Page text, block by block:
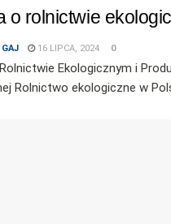
o rolnictwie
16 LIPCA, 2024 0
Ekologicznym i
Rolnictwo ekologiczne w